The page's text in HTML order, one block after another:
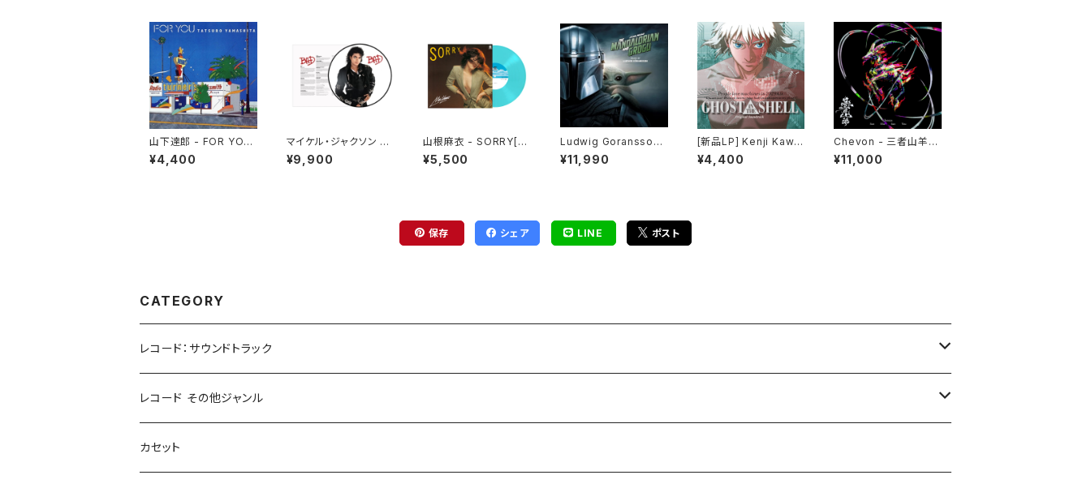
山下達郎 - FOR YOU
(LP重量盤)
¥4,400
マイケル・ジャクソン -
BAD[PICTURE VINY
L](LP)
¥9,900
山根麻衣 - SORRY[ク
リア・ブルー・ヴァイナ
ル](LP)
¥5,500
Ludwig Goransson
- Star Wars: The Ma
ndalorian and Grog
¥11,990
[新品LP] Kenji Kawai
? Ghost In The Shell
(Original Soundtrac
¥4,400
Chevon - 三者山羊(2
LP)
¥11,000
保存 シェア LINE ポスト
CATEGORY
レコード：サウンドトラック
ホラー/スリラー
SF
レコード その他ジャンル
Rock & Pop
カセット